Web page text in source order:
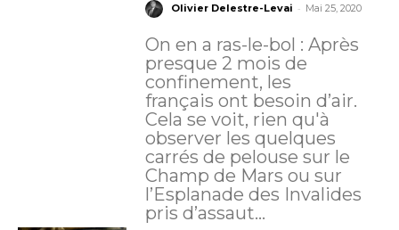
Olivier Delestre-Levai - Mai 25, 2020
On en a ras-le-bol : Après
presque 2 mois de
confinement, les
français ont besoin d’air.
Cela se voit, rien qu'à
observer les quelques
carrés de pelouse sur le
Champ de Mars ou sur
l’Esplanade des Invalides
pris d’assaut...